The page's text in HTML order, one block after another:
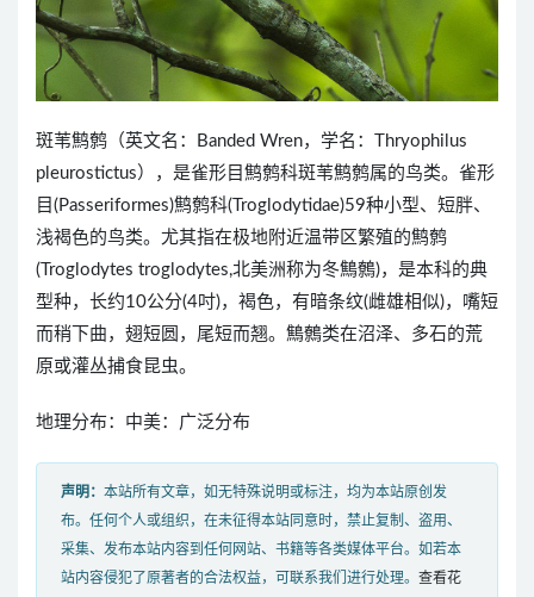
斑苇鹪鹩（英文名：Banded Wren，学名：Thryophilus
pleurostictus），是雀形目鹪鹩科斑苇鹪鹩属的鸟类。雀形
目(Passeriformes)鹪鹩科(Troglodytidae)59种小型、短胖、
浅褐色的鸟类。尤其指在极地附近温带区繁殖的鹪鹩
(Troglodytes troglodytes,北美洲称为冬鷦鷯)，是本科的典
型种，长约10公分(4吋)，褐色，有暗条纹(雌雄相似)，嘴短
而稍下曲，翅短圆，尾短而翘。鷦鷯类在沼泽、多石的荒
原或灌丛捕食昆虫。
地理分布：中美：广泛分布
声明： 本站所有文章，如无特殊说明或标注，均为本站原创发
布。任何个人或组织，在未征得本站同意时，禁止复制、盗用、
采集、发布本站内容到任何网站、书籍等各类媒体平台。如若本
站内容侵犯了原著者的合法权益，可联系我们进行处理。 查看花